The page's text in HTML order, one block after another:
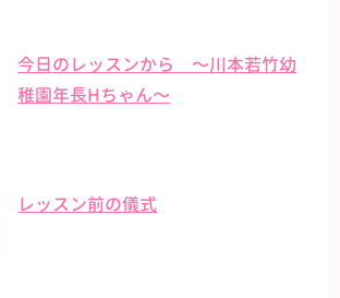
今日のレッスンから 〜川本若竹幼
稚園年長Hちゃん〜
レッスン前の儀式